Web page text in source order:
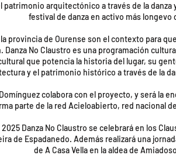
arquitectónico a través de la
festival de danza en activo más longevo
provincia de Ourense son el contexto para
No Claustro es una programación
que potencia la historia del lugar, su
y el patrimonio histórico a través de la
colabora con el proyecto, y será la
parte de la red Acieloabierto, red nacional
Danza No Claustro se celebrará en los
de Espadanedo. Además realizará una
de A Casa Vella en la aldea de